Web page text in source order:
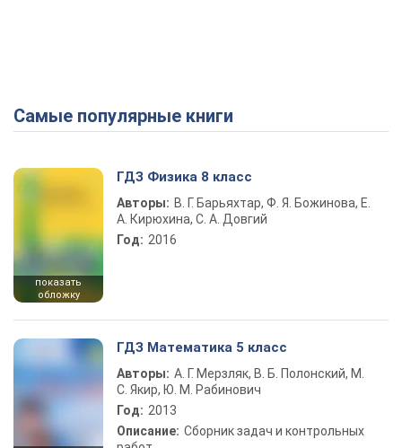
Самые популярные книги
показать
обложку
ГДЗ Физика 8 класс
Авторы: В. Г. Барьяхтар, Ф. Я. Божинова, Е.
А. Кирюхина, С. А. Довгий
Год: 2016
ГДЗ Математика 5 класс
Авторы: А. Г. Мерзляк, В. Б. Полонский, М.
С. Якир, Ю. М. Рабинович
Год: 2013
Описание: Сборник задач и контрольных